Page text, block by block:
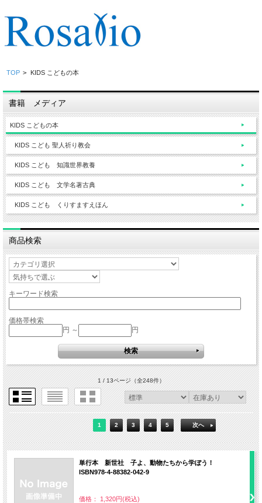
TOP > KIDS こどもの本
書籍 メディア
KIDS こどもの本
KIDS こども 聖人祈り教会
KIDS こども 知識世界教養
KIDS こども 文学名著古典
KIDS こども くりすますえほん
商品検索
キーワード検索
価格帯検索
円 ～
円
1 / 13ページ（全248件）
1 2 3 4 5 次へ
単行本 新世社 子よ、動物たちから学ぼう！
ISBN978-4-88382-042-9
価格： 1,320円(税込)